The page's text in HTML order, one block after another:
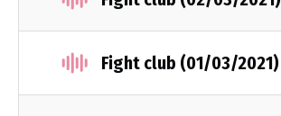
Fight club (01/03/2021)